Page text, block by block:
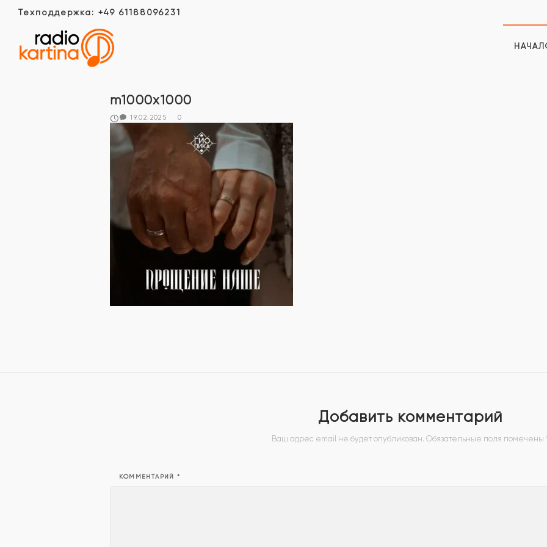
Техподдержка: +49 61188096231
m1000x1000
19.02.2025 0
Добавить комментарий
Ваш адрес email не будет опубликован. Обязательные поля помечены
КОММЕНТАРИЙ*